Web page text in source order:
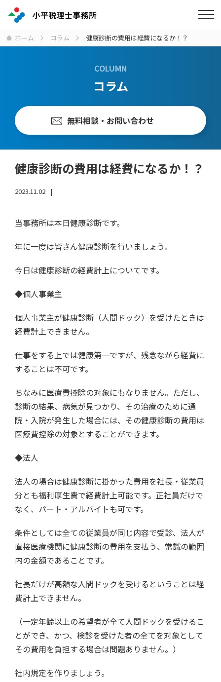
ホーム コラム 健康診断の費用は経費になるか！？
COLUMN
コラム
無料相談・お問い合わせ
健康診断の費用は経費になるか！？
2023.11.02
当事務所は本日健康診断です。
年に一度は皆さん健康診断を行いましょう。
今日は健康診断の経費計上についてです。
◆個人事業主
個人事業主が健康診断（人間ドック）を受けたときは
経費計上できません。
仕事をする上では健康第一ですが、残念ながら経費に
することは不可です。
ちなみに医療費控除の対象にもなりません。ただし、
診断の結果、病気が見つかり、その治療のために通
院・入院が発生した場合には、その健康診断の費用は
医療費控除の対象とすることができます。
◆法人
法人の場合は健康診断に掛かった費用を社長・従業員
分とも福利厚生費で経費計上可能です。正社員だけで
なく、パート・アルバイトも可です。
条件としては全ての従業員が同じ内容で受診、法人が
直接医療機関に健康診断の費用を支払う、常識の範囲
内の金額であることです。
社長だけが高額な人間ドックを受けるということは経
費計上できません。
（一定年齢以上の希望者が全て人間ドックを受けるこ
とができ、かつ、検診を受けた者の全てを対象として
その費用を負担する場合は問題ありません。）
社内規定を作りましょう。